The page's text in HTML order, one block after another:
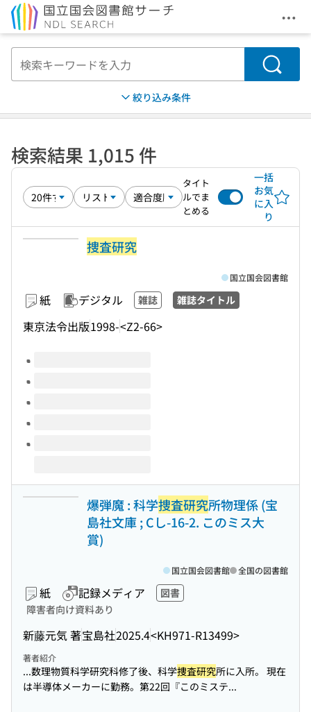
メ
検索
絞り込み条件
検索結果 1,015 件
タイト
ルでま
とめる
一括
お気
に入
り
捜査研究
紙 デジタル 雑誌 雑誌タイトル
東京法令出版1998-<Z2-66>
国立国会図書館
このタイトルの巻号
爆弾魔 : 科学捜査研究所物理係 (宝
島社文庫 ; Cし-16-2. このミス大
賞)
紙 記録メディア
図書
障害者向け資料あり
新藤元気 著宝島社2025.4<KH971-R13499>
国立国会図書館 全国の図書館
著者紹介
...数理物質科学研究科修了後、科学捜査研究所に入所。 現在
は半導体メーカーに勤務。第22回『このミステ...